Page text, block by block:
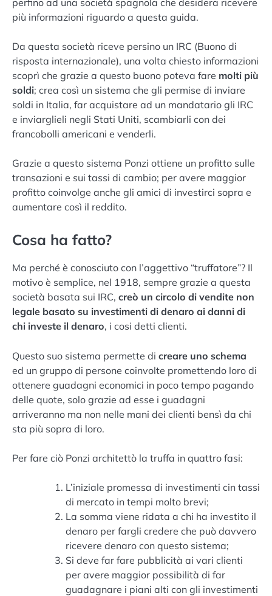
più informazioni riguardo a questa guida.
Da questa società riceve persino un IRC (Buono di
risposta internazionale), una volta chiesto informazioni
scoprì che grazie a questo buono poteva fare molti più
soldi; crea così un sistema che gli permise di inviare
soldi in Italia, far acquistare ad un mandatario gli IRC
e inviarglieli negli Stati Uniti, scambiarli con dei
francobolli americani e venderli.
Grazie a questo sistema Ponzi ottiene un profitto sulle
transazioni e sui tassi di cambio; per avere maggior
profitto coinvolge anche gli amici di investirci sopra e
aumentare così il reddito.
Cosa ha fatto?
Ma perché è conosciuto con l’aggettivo “truffatore”? Il
motivo è semplice, nel 1918, sempre grazie a questa
società basata sui IRC, creò un circolo di vendite non
legale basato su investimenti di denaro ai danni di
chi investe il denaro, i cosi detti clienti.
Questo suo sistema permette di creare uno schema
ed un gruppo di persone coinvolte promettendo loro di
ottenere guadagni economici in poco tempo pagando
delle quote, solo grazie ad esse i guadagni
arriveranno ma non nelle mani dei clienti bensì da chi
sta più sopra di loro.
Per fare ciò Ponzi architettò la truffa in quattro fasi:
L’iniziale promessa di investimenti cin tassi
di mercato in tempi molto brevi;
La somma viene ridata a chi ha investito il
denaro per fargli credere che può davvero
ricevere denaro con questo sistema;
Si deve far fare pubblicità ai vari clienti
per avere maggior possibilità di far
guadagnare i piani alti con gli investimenti